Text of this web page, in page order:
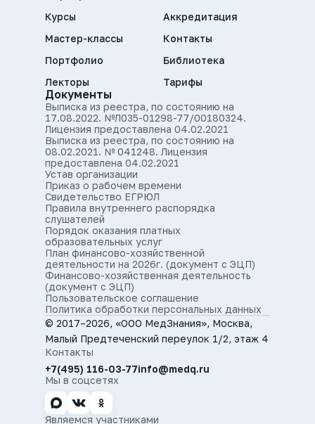
Курсы
Мастер-классы
Портфолио
Лекторы
Аккредитация
Контакты
Библиотека
Тарифы
Документы
Выписка из реестра, по состоянию на
17.08.2022. №Л035-01298-77/00180324.
Лицензия предоставлена 04.02.2021
Выписка из реестра, по состоянию на
08.02.2021. № 041248. Лицензия
предоставлена 04.02.2021
Устав организации
Приказ о рабочем времени
Свидетельство ЕГРЮЛ
Правила внутреннего распорядка
слушателей
Порядок оказания платных
образовательных услуг
План финансово-хозяйственной
деятельности на 2026г. (документ с ЭЦП)
Финансово-хозяйственная деятельность
(документ с ЭЦП)
Пользовательское соглашение
Политика обработки персональных данных
© 2017–2026, «ООО МедЗнания», Москва,
Малый Предтеченский переулок 1/2, этаж 4
Контакты
+7(495) 116-03-77info@medq.ru
Мы в соцсетях
Являемся участниками